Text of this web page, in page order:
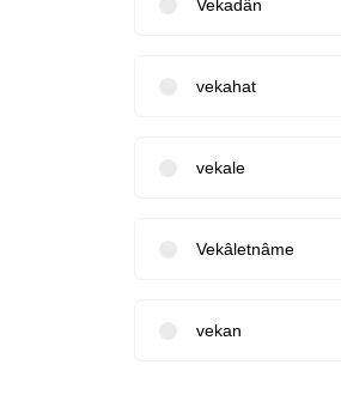
Vekadân
vekahat
vekale
Vekâletnâme
vekan